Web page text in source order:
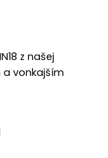
z našej
vonkajším